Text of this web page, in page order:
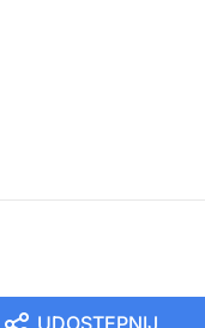
UDOSTĘPNIJ